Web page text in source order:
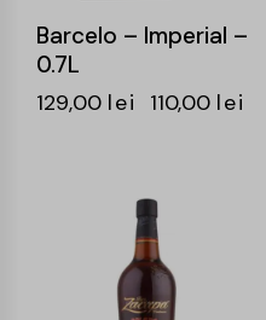
Barcelo – Imperial –
0.7L
129,00 lei 110,00 lei